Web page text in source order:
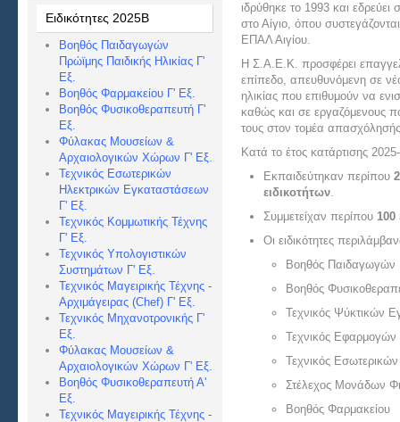
Ειδικότητες 2025Β
Βοηθός Παιδαγωγών
Πρώϊμης Παιδικής Ηλικίας Γ'
Εξ.
Βοηθός Φαρμακείου Γ' Εξ.
Βοηθός Φυσικοθεραπευτή Γ'
Εξ.
Φύλακας Μουσείων &
Αρχαιολογικών Χώρων Γ' Εξ.
Τεχνικός Εσωτερικών
Ηλεκτρικών Εγκαταστάσεων
Γ' Εξ.
Τεχνικός Κομμωτικής Τέχνης
Γ' Εξ.
Τεχνικός Υπολογιστικών
Συστημάτων Γ' Εξ.
Τεχνικός Μαγειρικής Τέχνης -
Αρχιμάγειρας (Chef) Γ' Εξ.
Τεχνικός Μηχανοτρονικής Γ'
Εξ.
Φύλακας Μουσείων &
Αρχαιολογικών Χώρων Γ' Εξ.
Βοηθός Φυσικοθεραπευτή Α'
Εξ.
Τεχνικός Μαγειρικής Τέχνης -
ιδρύθηκε το 1993 και
στο Αίγιο, όπου
ΕΠΑΛ Αιγίου.
Η Σ.Α.Ε.Κ. προσφέρει
επίπεδο, απευθυνόμενη σε
ηλικίας που επιθυμούν να
καθώς και σε εργαζόμενους
τους στον τομέα
Κατά το έτος κατάρτισης
Εκπαιδεύτηκαν περίπου
ειδικοτήτων.
Συμμετείχαν περίπου 100
Οι ειδικότητες
Βοηθός Παιδαγωγών
Βοηθός
Τεχνικός Ψύκτικών
Τεχνικός
Τεχνικός
Στέλεχος Μονάδων
Βοηθός Φαρμακείου